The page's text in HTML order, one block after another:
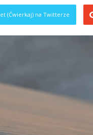
(Ćwierkaj) na Twitterze